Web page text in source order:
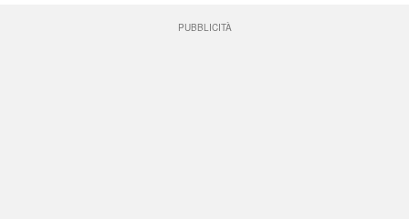
PUBBLICITÀ